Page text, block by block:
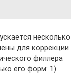
несколько
для коррекции
филлера
его форм: 1)